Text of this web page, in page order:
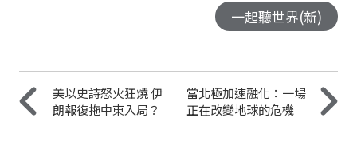
一起聽世界(新)
美以史詩怒火狂燒 伊
朗報復拖中東入局？
當北極加速融化：一場
正在改變地球的危機